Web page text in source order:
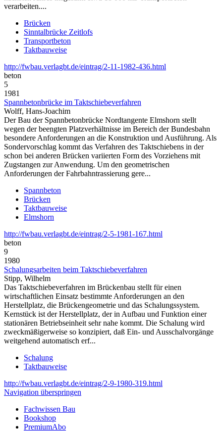
verarbeiten....
Brücken
Sinntalbrücke Zeitlofs
Transportbeton
Taktbauweise
http://fwbau.verlagbt.de/eintrag/2-11-1982-436.html
beton
5
1981
Spannbetonbrücke im Taktschiebeverfahren
Wolff, Hans-Joachim
Der Bau der Spannbetonbrücke Nordtangente Elmshorn stellt
wegen der beengten Platzverhältnisse im Bereich der Bundesbahn
besondere Anforderungen an die Konstruktion und Ausführung. Als
Sondervorschlag kommt das Verfahren des Taktschiebens in der
schon bei anderen Brücken variierten Form des Vorziehens mit
Zugstangen zur Anwendung. Um den geometrischen
Anforderungen der Fahrbahntrassierung gere...
Spannbeton
Brücken
Taktbauweise
Elmshorn
http://fwbau.verlagbt.de/eintrag/2-5-1981-167.html
beton
9
1980
Schalungsarbeiten beim Taktschiebeverfahren
Stipp, Wilhelm
Das Taktschiebeverfahren im Brückenbau stellt für einen
wirtschaftlichen Einsatz bestimmte Anforderungen an den
Herstellplatz, die Brückengeometrie und das Schalungssystem.
Kernstück ist der Herstellplatz, der in Aufbau und Funktion einer
stationären Betriebseinheit sehr nahe kommt. Die Schalung wird
zweckmäßigerweise so konzipiert, daß Ein- und Ausschalvorgänge
weitgehend automatisch erf...
Schalung
Taktbauweise
http://fwbau.verlagbt.de/eintrag/2-9-1980-319.html
Navigation überspringen
Fachwissen Bau
Bookshop
PremiumAbo